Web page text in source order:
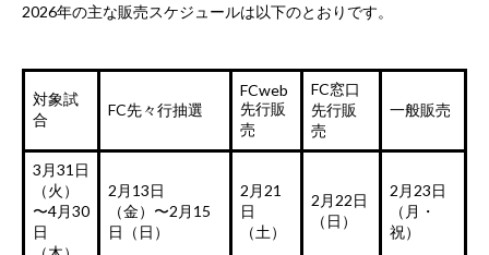
2026年の主な販売スケジュールは以下のとおりです。
対象試
合
FC先々行抽選
FCweb
先行販
売
FC窓口
先行販
売
一般販売
3月31日
（火）
〜4月30
日
2月13日
（金）〜2月15
日（日）
2月21
日
（土）
2月22日
（日）
2月23日
（月・
祝）